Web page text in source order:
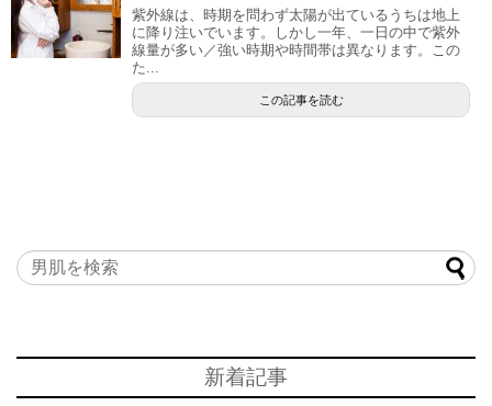
紫外線は、時期を問わず太陽が出ているうちは地上
に降り注いでいます。しかし一年、一日の中で紫外
線量が多い／強い時期や時間帯は異なります。この
た...
この記事を読む
新着記事